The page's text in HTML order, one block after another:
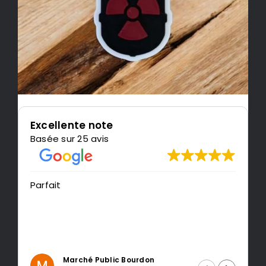
Excellente note
Basée sur 25 avis
Marché Public Bourdon